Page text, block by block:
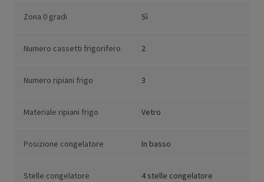
Zona 0 gradi Sì
Numero cassetti frigorifero 2
Numero ripiani frigo 3
Materiale ripiani frigo Vetro
Posizione congelatore In basso
Stelle congelatore 4 stelle congelatore